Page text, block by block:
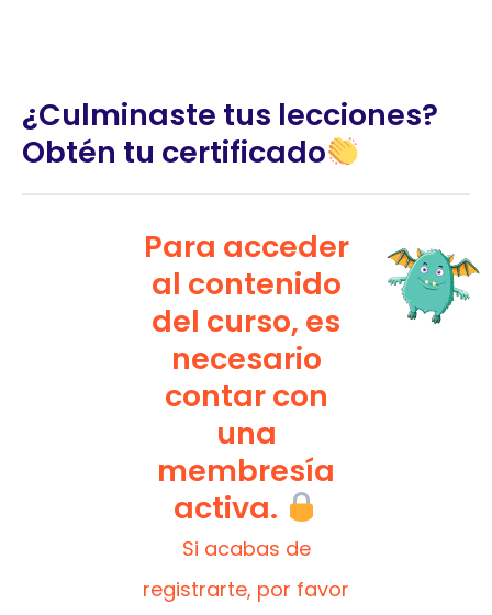
¿Culminaste tus lecciones?
Obtén tu certificado
Para acceder
al contenido
del curso, es
necesario
contar con
una
membresía
activa.
Si acabas de
registrarte, por favor